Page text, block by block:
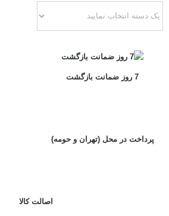
7 روز ضمانت بازگشت
پرداخت در محل (تهران و حومه)
اصالت کالا